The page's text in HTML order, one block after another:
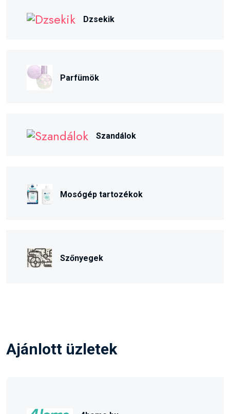
Dzsekik
Parfümök
Szandálok
Mosógép tartozékok
Szőnyegek
Ajánlott üzletek